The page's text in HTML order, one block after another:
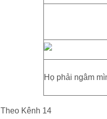
Họ phải ngâm
Theo Kênh 14